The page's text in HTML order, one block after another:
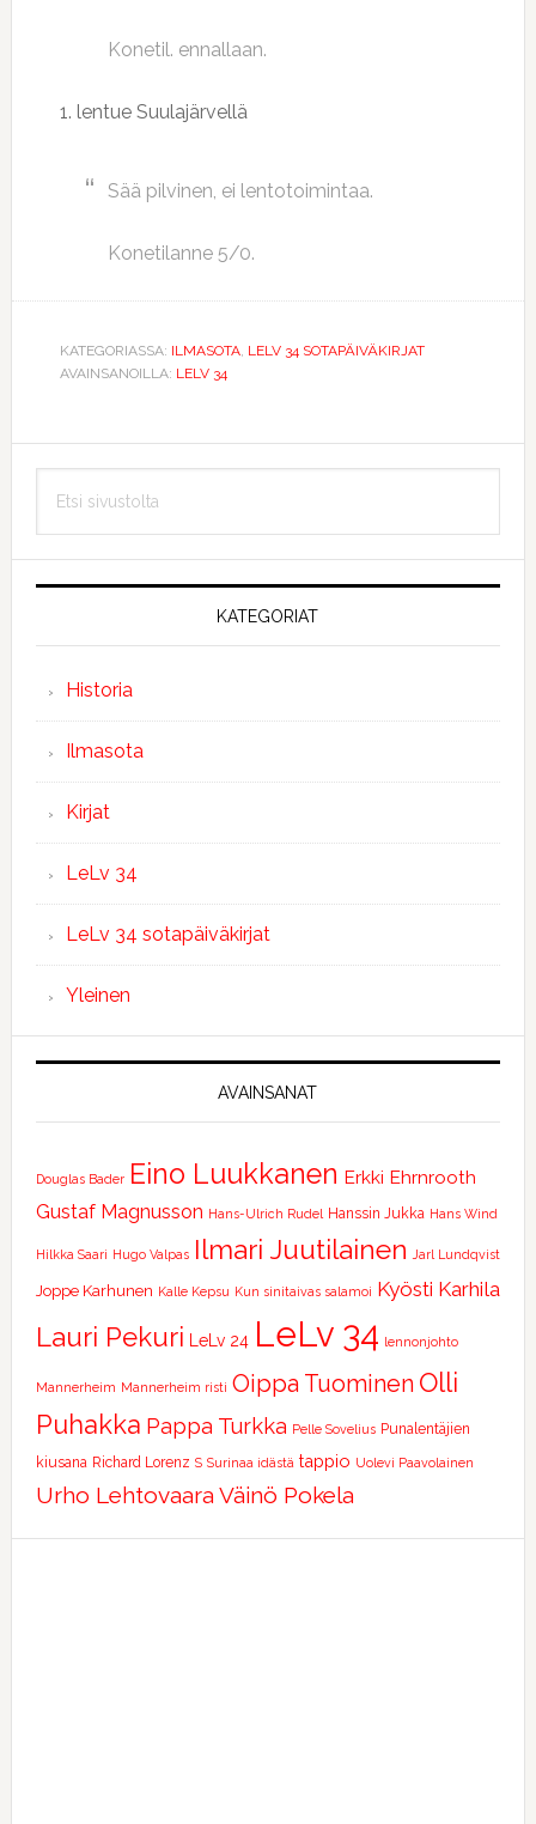
Konetil. ennallaan.
1. lentue Suulajärvellä
Sää pilvinen, ei lentotoimintaa.
Konetilanne 5/0.
KATEGORIASSA: ILMASOTA, LELV 34 SOTAPÄIVÄKIRJAT
AVAINSANOILLA: LELV 34
Ensisijainen
sivupalkki
sivustolta
KATEGORIAT
Historia
Ilmasota
Kirjat
LeLv 34
LeLv 34 sotapäiväkirjat
Yleinen
AVAINSANAT
Douglas Bader Eino Luukkanen Erkki Ehrnrooth
Gustaf Magnusson Hans-Ulrich Rudel Hanssin Jukka Hans Wind
Hilkka Saari Hugo Valpas Ilmari Juutilainen Jarl Lundqvist
Joppe Karhunen Kalle Kepsu Kun sinitaivas salamoi Kyösti Karhila
Lauri Pekuri LeLv 24 LeLv 34 lennonjohto
Mannerheim Mannerheim risti Oippa Tuominen Olli
Puhakka Pappa Turkka Pelle Sovelius Punalentäjien
kiusana Richard Lorenz S Surinaa idästä tappio Uolevi Paavolainen
Urho Lehtovaara Väinö Pokela